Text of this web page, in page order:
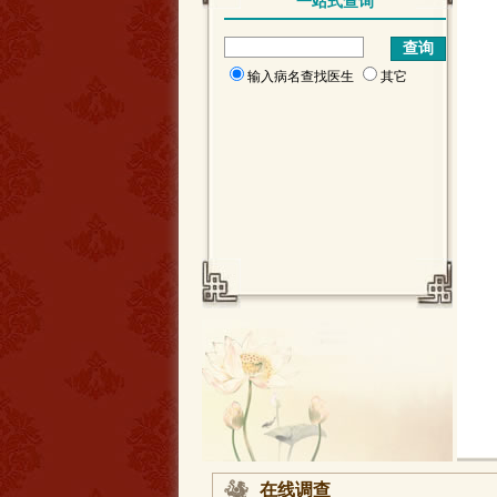
输入病名查找医生 其它
在线调查